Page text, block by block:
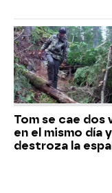
Tom se cae dos
en el mismo día
destroza la